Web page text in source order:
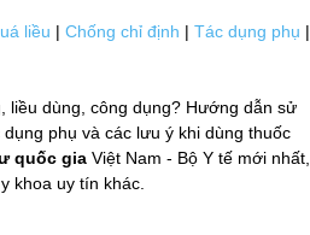
liều | Chống chỉ định | Tác dụng phụ |
liều dùng, công dụng? Hướng dẫn sử
phụ và các lưu ý khi dùng thuốc
quốc gia Việt Nam - Bộ Y tế mới nhất,
khoa uy tín khác.